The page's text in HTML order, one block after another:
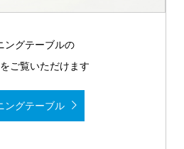
ングテーブルの
ご覧いただけます
ングテーブル